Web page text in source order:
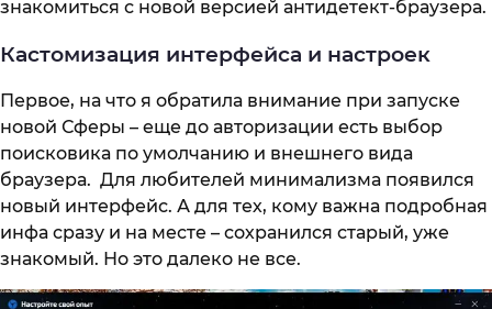
знакомиться с новой версией антидетект-браузера.
Кастомизация интерфейса и настроек
Первое, на что я обратила внимание при запуске
новой Сферы – еще до авторизации есть выбор
поисковика по умолчанию и внешнего вида
браузера. Для любителей минимализма появился
новый интерфейс. А для тех, кому важна подробная
инфа сразу и на месте – сохранился старый, уже
знакомый. Но это далеко не все.